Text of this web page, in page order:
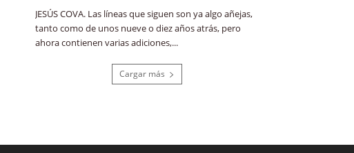
JESÚS COVA. Las líneas que siguen son ya algo añejas,
tanto como de unos nueve o diez años atrás, pero
ahora contienen varias adiciones,...
Cargar más